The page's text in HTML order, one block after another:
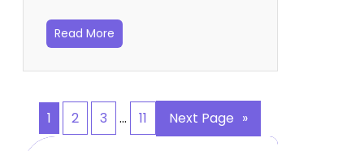
Read More
1 2 3 … 11 Next Page »